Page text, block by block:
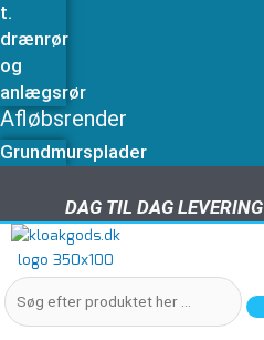
t.
drænrør
og
anlægsrør
Afløbsrender
Grundmursplader
DAG TIL DAG LEVERING
DAG TIL DAG LEVERING